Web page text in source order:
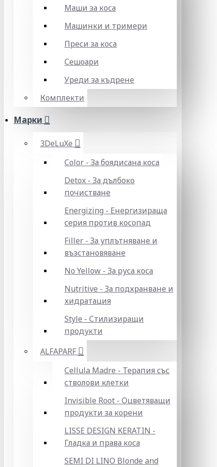
Маши за коса
Машинки и тримери
Преси за коса
Сешоари
Уреди за къдрене
Комплекти
Марки
3DeLuXe
Color - За боядисана коса
Detox - За дълбоко
почистване
Energizing - Енергизираща
серия против косопад
Filler - За уплътняване и
възстановяване
No Yellow - За руса коса
Nutritive - За подхранване и
хидратация
Style - Стилизиращи
продукти
ALFAPARF
Cellula Madre - Терапия със
стволови клетки
Invisible Root - Оцветяващи
продукти за корени
LISSE DESIGN KERATIN -
Гладка и права коса
SEMI DI LINO Blonde and